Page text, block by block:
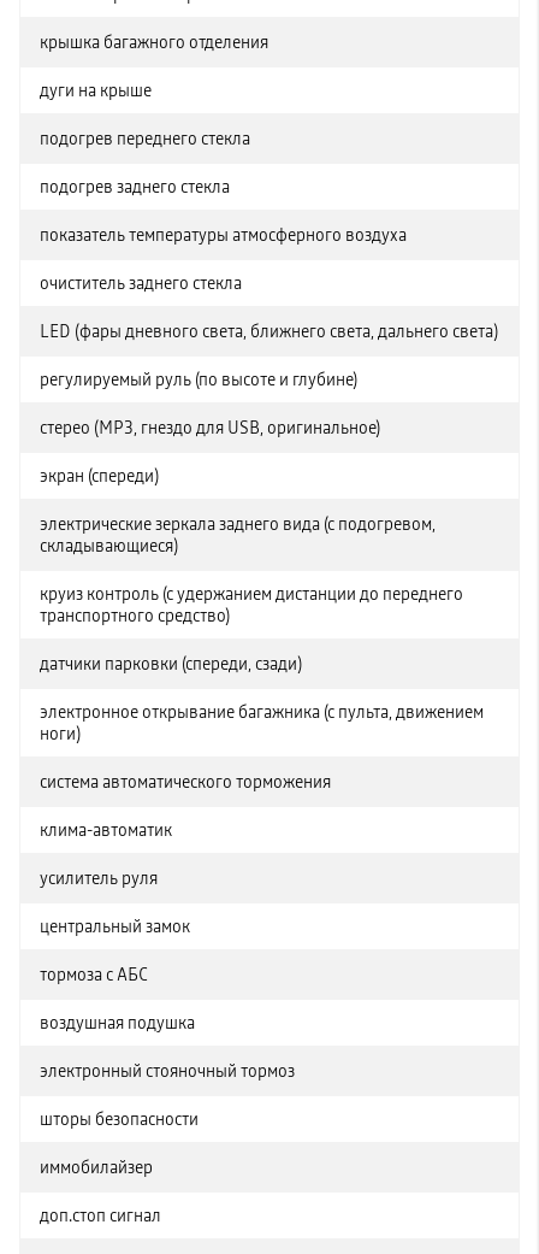
крышка багажного отделения
дуги на крыше
подогрев переднего стекла
подогрев заднего стекла
показатель температуры атмосферного воздуха
очиститель заднего стекла
LED (фары дневного света, ближнего света, дальнего света)
регулируемый руль (по высоте и глубине)
стерео (MP3, гнездо для USB, оригинальное)
экран (спереди)
электрические зеркала заднего вида (с подогревом,
складывающиеся)
круиз контроль (с удержанием дистанции до переднего
транспортного средство)
датчики парковки (спереди, сзади)
электронное открывание багажника (с пульта, движением
ноги)
система автоматического торможения
клима-автоматик
усилитель руля
центральный замок
тормоза с АБС
воздушная подушка
электронный стояночный тормоз
шторы безопасности
иммобилайзер
доп.стоп сигнал